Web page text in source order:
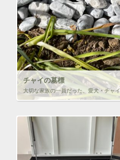
チャイの墓標